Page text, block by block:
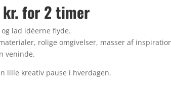
kr. for 2 timer
lad idéerne flyde.
rolige omgivelser, masser af
veninde.
lille kreativ pause i hverdagen.